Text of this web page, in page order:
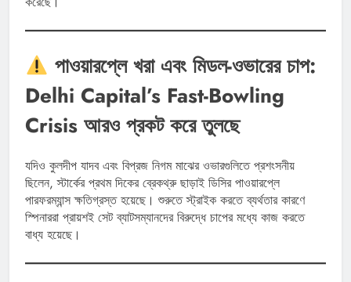
পাওয়ারপ্লে খরা এবং মিডল-ওভারের চাপ:
Delhi Capital’s Fast-Bowling
Crisis আরও প্রকট করে তুলছে
যদিও কুলদীপ যাদব এবং বিপ্রজ নিগম মাঝের ওভারগুলিতে প্রশংসনীয়
ছিলেন, স্টার্কের প্রথম দিকের ব্রেকথ্রু ছাড়াই ডিসির পাওয়ারপ্লে
পারফরম্যান্স ক্ষতিগ্রস্ত হয়েছে। শুরুতে স্ট্রাইক করতে ব্যর্থতার কারণে
স্পিনাররা প্রায়শই সেট ব্যাটসম্যানদের বিরুদ্ধে চাপের মধ্যে কাজ করতে
বাধ্য হয়েছে।